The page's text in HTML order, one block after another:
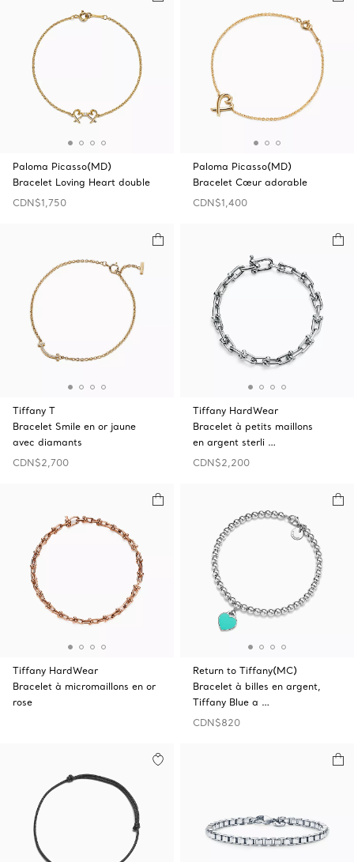
Paloma Picasso(MD)
Bracelet Loving Heart double
CDN$1,750
Paloma Picasso(MD)
Bracelet Cœur adorable
CDN$1,400
Tiffany T
Bracelet Smile en or jaune
avec diamants
CDN$2,700
Tiffany HardWear
Bracelet à petits maillons
en argent sterli …
CDN$2,200
Tiffany HardWear
Bracelet à micromaillons en or
rose
Return to Tiffany(MC)
Bracelet à billes en argent,
Tiffany Blue a …
CDN$820